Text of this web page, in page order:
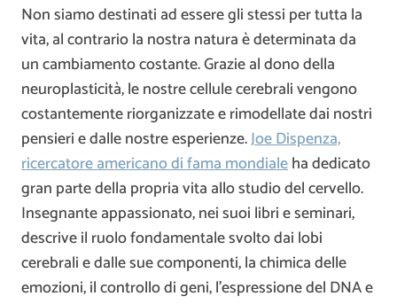
Non siamo destinati ad essere gli stessi per tutta la
vita, al contrario la nostra natura è determinata da
un cambiamento costante. Grazie al dono della
neuroplasticità, le nostre cellule cerebrali vengono
costantemente riorganizzate e rimodellate dai nostri
pensieri e dalle nostre esperienze.Joe Dispenza,
ricercatore americano di fama mondialeha dedicato
gran parte della propria vita allo studio del cervello.
Insegnante appassionato, nei suoi libri e seminari,
descrive il ruolo fondamentale svolto dai lobi
cerebrali e dalle sue componenti, la chimica delle
emozioni, il controllo di geni, l’espressione del DNA e